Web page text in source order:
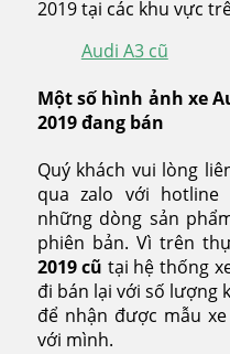
2019 tại các khu vực
Audi A3 cũ
Một số hình ảnh xe
2019 đang bán
Quý khách vui lòng
qua zalo với
những dòng sản
phiên bản. Vì trên
2019 cũ tại hệ thống
đi bán lại với số lượng
để nhận được mẫu
với mình.